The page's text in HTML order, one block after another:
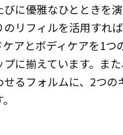
びに優雅なひとときを
のリフィルを活用すれ
ケアとボディケアを1つ
プに揃えています。ま
せるフォルムに、2つ